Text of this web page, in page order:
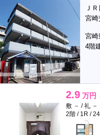
Ｊ
宮崎
宮崎
4階
2.9 万円
敷 － / 礼 －
2階 / 1R /